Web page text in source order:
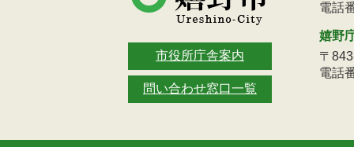
市役所庁舎案内
問い合わせ窓口一覧
電話
嬉野
〒
電話